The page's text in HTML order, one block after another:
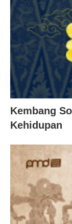
Kembang
Kehidupan